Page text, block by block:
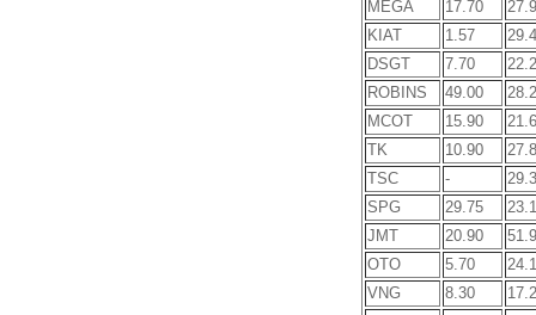
MEGA
17.70
KIAT
1.57
DSGT
7.70
ROBINS
49.00
MCOT
15.90
TK
10.90
TSC
-
SPG
29.75
JMT
20.90
OTO
5.70
VNG
8.30